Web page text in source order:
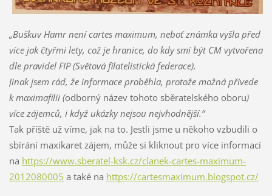
„Buškuv Hamr není cartes maximum, neboť známka vyšla před
více jak čtyřmi lety, což je hranice, do kdy smí být CM vytvořena
dle pravidel FIP (Světová filatelistická federace).
Jinak jsem rád, že informace proběhla, protože možná přivede
k maximafilii (odborný název tohoto sběratelského oboru)
více zájemců, i když ukázky nejsou nejvhodnější.“
Tak příště už víme, jak na to. Jestli jsme u někoho vzbudili o
sbírání maxikaret zájem, může si kliknout pro více informací
na https://www.sberatel-ksk.cz/clanek-cartes-maximum-
2012080005 a také na https://cartesmaximum.blogspot.cz/